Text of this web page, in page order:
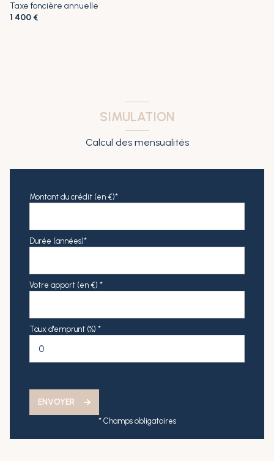
Taxe foncière annuelle
1 400 €
SIMULATION
Calcul des mensualités
Montant du crédit (en €)*
Durée (années)*
Votre apport (en €) *
Taux d'emprunt (%) *
ENVOYER
* Champs obligatoires